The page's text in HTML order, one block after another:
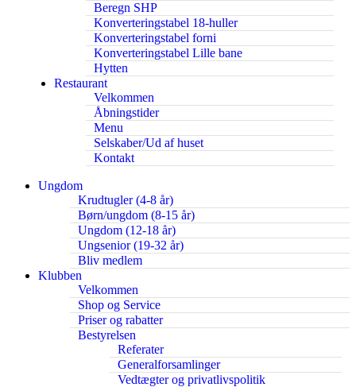
Beregn SHP
Konverteringstabel 18-huller
Konverteringstabel forni
Konverteringstabel Lille bane
Hytten
Restaurant
Velkommen
Åbningstider
Menu
Selskaber/Ud af huset
Kontakt
Ungdom
Krudtugler (4-8 år)
Børn/ungdom (8-15 år)
Ungdom (12-18 år)
Ungsenior (19-32 år)
Bliv medlem
Klubben
Velkommen
Shop og Service
Priser og rabatter
Bestyrelsen
Referater
Generalforsamlinger
Vedtægter og privatlivspolitik